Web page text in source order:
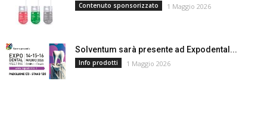
Contenuto sponsorizzato 1 Maggio 2026
Solventum sarà presente ad Expodental...
Info prodotti 1 Maggio 2026